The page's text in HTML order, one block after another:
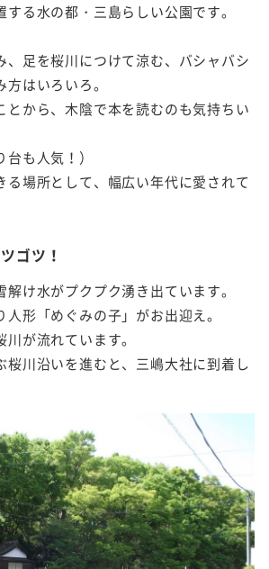
る水の都・三島らしい公園です。
、足を桜川につけて涼む、バシャバシ
はいろいろ。
とから、木陰で本を読むのも気持ちい
台も人気！）
る場所として、幅広い年代に愛されて
ゴツ！
け水がプクプク湧き出ています。
形「めぐみの子」がお出迎え。
が流れています。
桜川沿いを進むと、三嶋大社に到着し